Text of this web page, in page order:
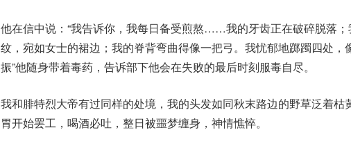
他在信中说：“我告诉你，我每日备受煎熬……我的牙齿正在破碎脱落
纹，宛如女士的裙边；我的脊背弯曲得像一把弓。我忧郁地踯躅四处，
振”他随身带着毒药，告诉部下他会在失败的最后时刻服毒自尽。
我和腓特烈大帝有过同样的处境，我的头发如同秋末路边的野草泛着枯
胃开始罢工，喝酒必吐，整日被噩梦缠身，神情憔悴。